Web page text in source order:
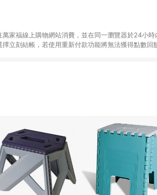
家福線上購物網站消費，並在同一瀏覽器於24小
立刻結帳，若使用重新付款功能將無法獲得點數回
活事業股份有限公司方進行訂單資格確認。 康達盛